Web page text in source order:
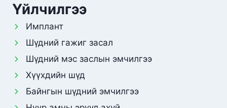
Үйлчилгээ
Имплант
Шүдний гажиг засал
Шүдний мэс заслын эмчилгээ
Хүүхдийн шүд
Байнгын шүдний эмчилгээ